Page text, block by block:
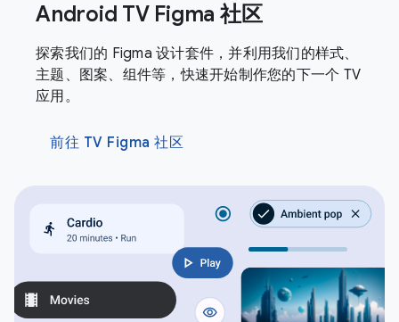
Android TV Figma 社区
探索我们的 Figma 设计套件，并利用我们的样式、
主题、图案、组件等，快速开始制作您的下一个 TV
应用。
前往 TV Figma 社区